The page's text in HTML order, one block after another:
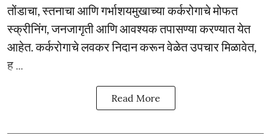
तोंडाचा, स्तनाचा आणि गर्भाशयमुखाच्या कर्करोगाचे मोफत
स्क्रीनिंग, जनजागृती आणि आवश्यक तपासण्या करण्यात येत
आहेत. कर्करोगाचे लवकर निदान करून वेळेत उपचार मिळावेत,
ह ...
Read More